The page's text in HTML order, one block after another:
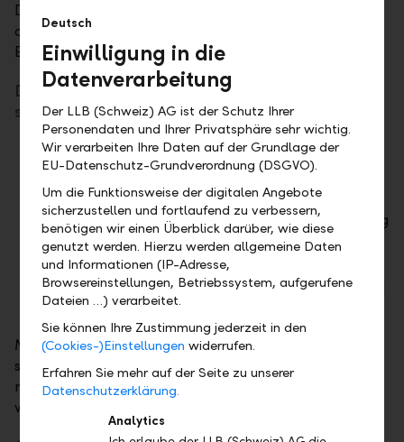
Der grösste Anteil des Energieverbrauchs verursacht
das Heizen. Luftundurchlässige Wände können den
Energieverbrauch stark reduzieren.
Diese Massnahme bringt mehrere Vorteile mit
sich:
Im Winter ist die Immobilie besser isoliert, sie
wirkt wärmer, obwohl weniger geheizt
werden muss.
Im Sommer ist die Immobilie vor Überhitzung
geschützt. Der Einsatz einer Klimaanlage ist
oft nicht mehr notwendig.
Der Energieverbrauch wird reduziert. Dadurch
können die laufenden Kosten gesenkt werden.
Muss das gesamte Gebäude gedämmt werden oder
sind einzelne Flächen auch schon zielführend? Die
möglichen Dämmflächen können grob aufgeteilt
werden und weisen jeweils verschiedene Vorteile auf:
Deutsch
Einwilligung in die
Datenverarbeitung
Der LLB (Schweiz) AG ist der Schutz Ihrer
Personendaten und Ihrer Privatsphäre sehr wichtig.
Wir verarbeiten Ihre Daten auf der Grundlage der
EU-Datenschutz-Grundverordnung (DSGVO).
Um die Funktionsweise der digitalen Angebote
sicherzustellen und fortlaufend zu verbessern,
benötigen wir einen Überblick darüber, wie diese
genutzt werden. Hierzu werden allgemeine Daten
und Informationen (IP-Adresse,
Browsereinstellungen, Betriebssystem, aufgerufene
Dateien …) verarbeitet.
Sie können Ihre Zustimmung jederzeit in den
(Cookies-)Einstellungen widerrufen.
Erfahren Sie mehr auf der Seite zu unserer
Datenschutzerklärung.
Analytics